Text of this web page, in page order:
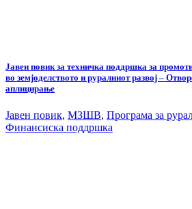
Јавен повик за техничка поддршка за
во земјоделството и руралниот развој –
аплицирање
Јавен повик, МЗШВ, Програма за
Финансиска поддршка